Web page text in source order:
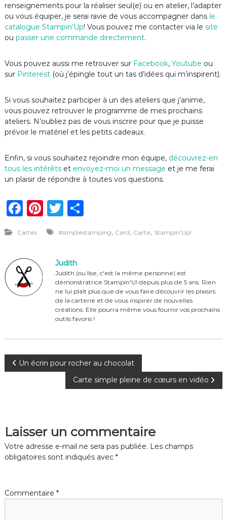
renseignements pour la réaliser seul(e) ou en atelier, l’adapter
ou vous équiper, je serai ravie de vous accompagner dans le
catalogue Stampin’Up! Vous pouvez me contacter via le site
ou passer une commande directement.
Vous pouvez aussi me retrouver sur Facebook, Youtube ou
sur Pinterest (où j’épingle tout un tas d’idées qui m’inspirent).
Si vous souhaitez participer à un des ateliers que j’anime,
vous pouvez retrouver le programme de mes prochains
ateliers. N’oubliez pas de vous inscrire pour que je puisse
prévoir le matériel et les petits cadeaux.
Enfin, si vous souhaitez rejoindre mon équipe, découvrez-en
tous les intérêtset envoyez-moi un message et je me ferai
un plaisir de répondre à toutes vos questions.
F
c
e
b
o
Pi
n
te
re
st
T
it
te
r
P
ta
er
Cartes #simplestamping, Card, Carte, Stampin'Up!
Judith
Judith (ou Ilse, c'est la même personne) est
démonstratrice Stampin'U! depuis plus de 5 ans. Rien
ne lui plaît plus que de vous faire découvrir les plaisirs
de la carterie et de vous inspirer de nouvelles
créations. Elle pourra même vous fournir vos prochains
outils favoris !
N
i
g
t
Un écrin pour rocher au chocolat
Carte simple pleine de cœurs en vidéo
Laisser un commentaire
Votre adresse e-mail ne sera pas publiée. Les champs
obligatoires sont indiqués avec *
Commentaire *